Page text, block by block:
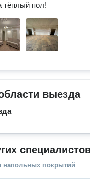
тёплый пол!
выезда
напольных покрытий